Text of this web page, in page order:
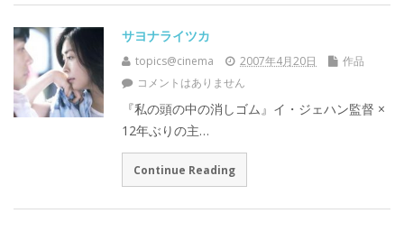
サヨナライツカ
topics@cinema 2007年4月20日
作品
コメントはありません
『私の頭の中の消しゴム』イ・ジェハン監督 ×
12年ぶりの主…
Continue Reading